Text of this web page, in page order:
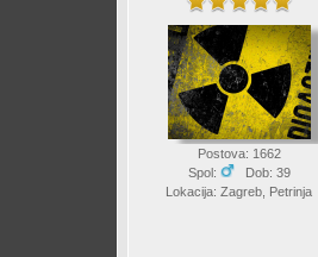
Postova: 1662
Spol:
Dob: 39
Lokacija: Zagreb, Petrinja